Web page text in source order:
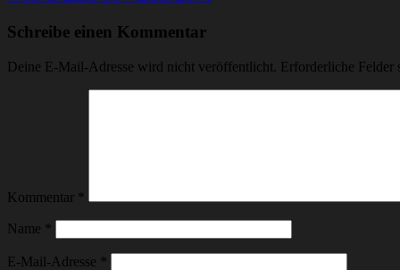
Schreibe einen Kommentar
Deine E-Mail-Adresse wird nicht veröffentlicht. Erforderliche Felder
Kommentar *
Name *
E-Mail-Adresse *